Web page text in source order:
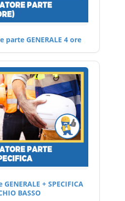
parte GENERALE 4 ore
+ SPECIFICA
BASSO